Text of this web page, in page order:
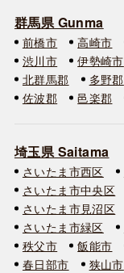
群馬県 Gunma
前橋市 高崎市
渋川市
伊勢崎市
北群馬郡
多野郡
佐波郡
邑楽郡
埼玉県 Saitama
さいたま市西区
さいたま市中央区
さいたま市見沼区
さいたま市緑区
秩父市
飯能市
春日部市
狭山市